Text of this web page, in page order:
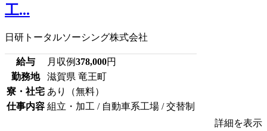
工...
日研トータルソーシング株式会社
給与 月収例378,000円
勤務地
滋賀県 竜王町
寮・社宅 あり（無料）
仕事内容 組立・加工 / 自動車系工場 / 交替制
詳細を表示